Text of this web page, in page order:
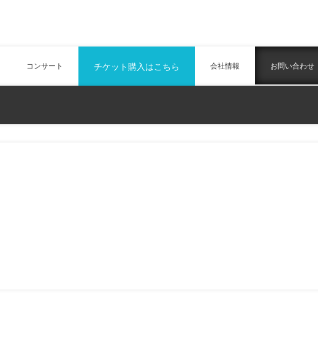
コンサート チケット購入はこちら 会社情報 お問い合わせ